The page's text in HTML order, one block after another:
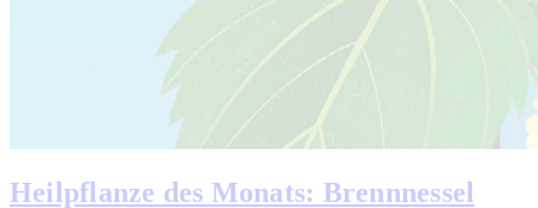
Heilpflanze des Monats: Brennnessel